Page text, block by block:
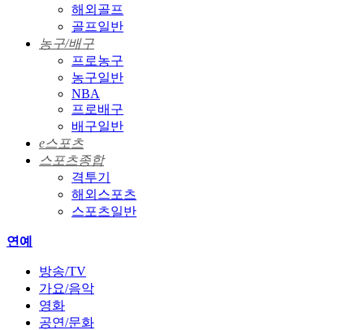
해외골프
골프일반
농구/배구
프로농구
농구일반
NBA
프로배구
배구일반
e스포츠
스포츠종합
격투기
해외스포츠
스포츠일반
연예
방송/TV
가요/음악
영화
공연/문화